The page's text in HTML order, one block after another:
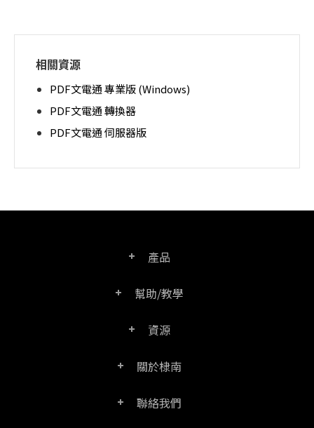
相關資源
PDF文電通 專業版 (Windows)
PDF文電通 轉換器
PDF文電通 伺服器版
產品
PDF文電通專業版
幫助/教學
常見問題
資源
產品/授權比較表
關於棣南
公司介紹
聯絡我們